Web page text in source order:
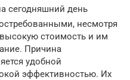
сегодняшний день
несмотря
стоимость и им
Причина
удобной
эффективностью. Их